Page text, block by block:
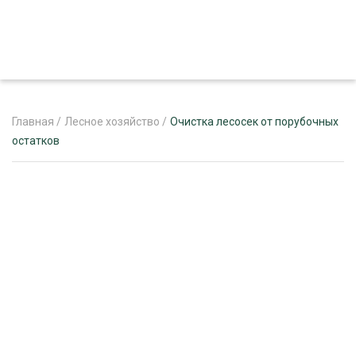
Главная / Лесное хозяйство / Очистка лесосек от порубочных
остатков